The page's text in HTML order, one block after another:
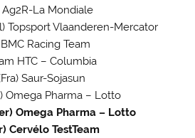
Ag2R-La Mondiale
Topsport Vlaanderen-Mercator
Racing Team
HTC – Columbia
Saur-Sojasun
Omega Pharma – Lotto
Omega Pharma – Lotto
Cervélo TestTeam